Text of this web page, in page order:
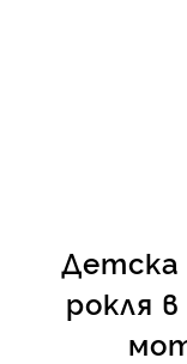
Детска
рокля